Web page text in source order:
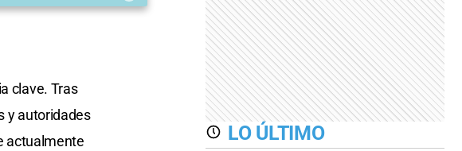
clave. Tras
y autoridades
actualmente
LO ÚLTIMO